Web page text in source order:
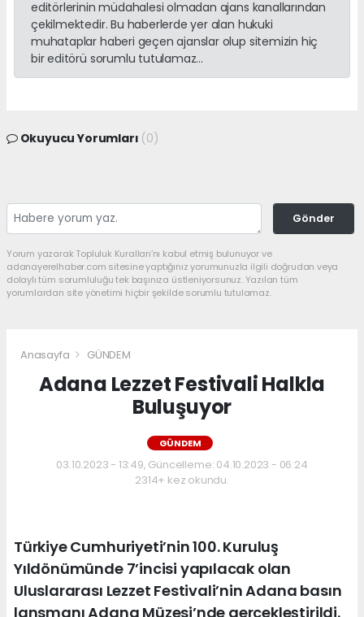
editörlerinin müdahalesi olmadan ajans kanallarından
çekilmektedir. Bu haberlerde yer alan hukuki
muhataplar haberi geçen ajanslar olup sitemizin hiç
bir editörü sorumlu tutulamaz...
Okuyucu Yorumları (0)
Gönder
Yorum yazarak Topluluk Kuralları’nı kabul etmiş bulunuyor ve
adanayerelhaber.com sitesine yaptığınız yorumunuzla ilgili doğrudan veya
dolaylı tüm sorumluluğu tek başınıza üstleniyorsunuz. Yazılan tüm
yorumlardan site yönetimi hiçbir şekilde sorumlu tutulamaz.
Anasayfa GÜNDEM
Adana Lezzet Festivali Halkla
Buluşuyor
GÜNDEM
03.10.2023 - 13:49, Güncelleme: 04.10.2023 - 06:24
2314+ kez okundu.
Türkiye Cumhuriyeti’nin 100. Kuruluş
Yıldönümünde 7’incisi yapılacak olan
Uluslararası Lezzet Festivali’nin Adana basın
lansmanı Adana Müzesi’nde gerçekleştirildi.